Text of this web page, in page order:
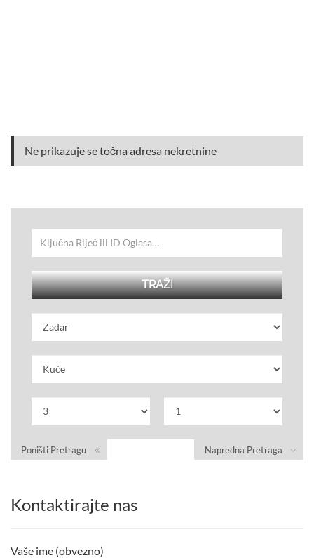
Ne prikazuje se točna adresa nekretnine
Napredna Pretraga
Poništi Pretragu
Kontaktirajte nas
Vaše ime (obvezno)